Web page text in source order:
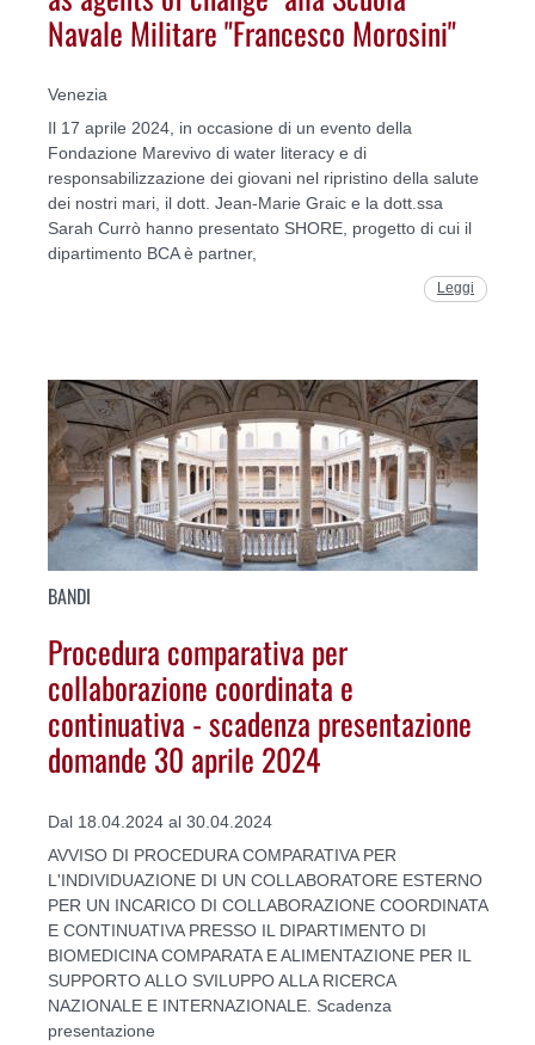
Navale Militare "Francesco Morosini"
Venezia
Il 17 aprile 2024, in occasione di un evento della
Fondazione Marevivo di water literacy e di
responsabilizzazione dei giovani nel ripristino della salute
dei nostri mari, il dott. Jean-Marie Graic e la dott.ssa
Sarah Currò hanno presentato SHORE, progetto di cui il
dipartimento BCA è partner,
Leggi
BANDI
Procedura comparativa per
collaborazione coordinata e
continuativa - scadenza presentazione
domande 30 aprile 2024
Dal 18.04.2024 al 30.04.2024
AVVISO DI PROCEDURA COMPARATIVA PER
L'INDIVIDUAZIONE DI UN COLLABORATORE ESTERNO
PER UN INCARICO DI COLLABORAZIONE COORDINATA
E CONTINUATIVA PRESSO IL DIPARTIMENTO DI
BIOMEDICINA COMPARATA E ALIMENTAZIONE PER IL
SUPPORTO ALLO SVILUPPO ALLA RICERCA
NAZIONALE E INTERNAZIONALE. Scadenza
presentazione